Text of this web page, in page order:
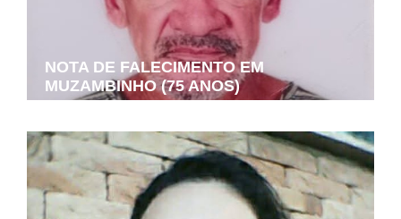
NOTA DE FALECIMENTO EM
MUZAMBINHO (75 ANOS)